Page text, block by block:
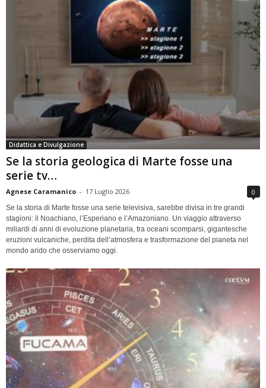
Didattica e Divulgazione
Se la storia geologica di Marte fosse una
serie tv…
Agnese Caramanico - 17 Luglio 2026 0
Se la storia di Marte fosse una serie televisiva, sarebbe divisa in tre grandi
stagioni: il Noachiano, l’Esperiano e l’Amazoniano. Un viaggio attraverso
miliardi di anni di evoluzione planetaria, tra oceani scomparsi, gigantesche
eruzioni vulcaniche, perdita dell’atmosfera e trasformazione del pianeta nel
mondo arido che osserviamo oggi.